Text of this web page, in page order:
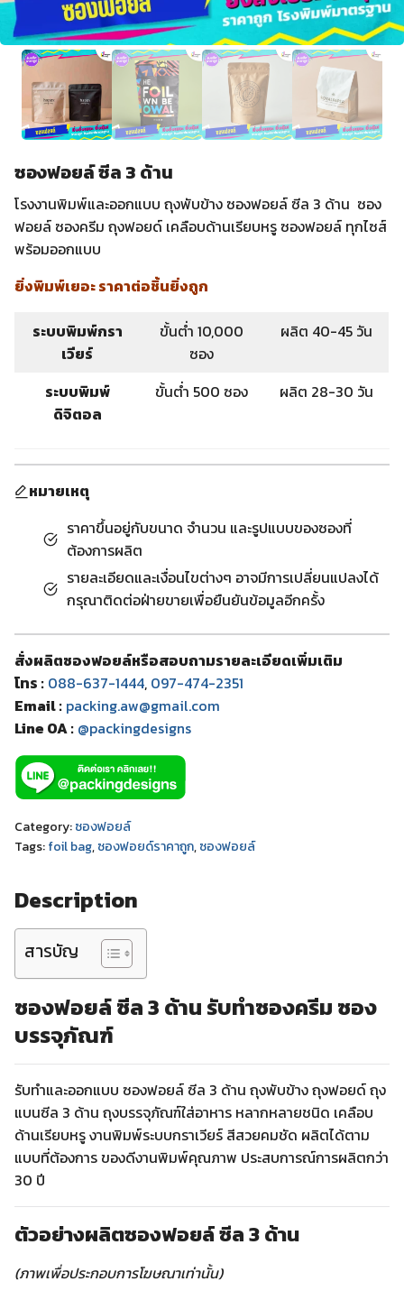
ซองฟอยล์ ซีล 3 ด้าน
โรงงานพิมพ์และออกแบบ ถุงพับข้าง ซองฟอยล์ ซีล 3 ด้าน ซอง
ฟอยล์ ซองครีม ถุงฟอยด์ เคลือบด้านเรียบหรู ซองฟอยล์ ทุกไซส์
พร้อมออกแบบ
ยิ่งพิมพ์เยอะ ราคาต่อชิ้นยิ่งถูก
ระบบพิมพ์กรา
เวียร์
ขั้นต่ำ 10,000
ซอง
ผลิต 40-45 วัน
ระบบพิมพ์
ดิจิตอล
ขั้นต่ำ 500 ซอง ผลิต 28-30 วัน
หมายเหตุ
ราคาขึ้นอยู่กับขนาด จำนวน และรูปแบบของซองที่
ต้องการผลิต
รายละเอียดและเงื่อนไขต่างๆ อาจมีการเปลี่ยนแปลงได้
กรุณาติดต่อฝ่ายขายเพื่อยืนยันข้อมูลอีกครั้ง
สั่งผลิตซองฟอยล์หรือสอบถามรายละเอียดเพิ่มเติม
โทร : 088-637-1444, 097-474-2351
Email : packing.aw@gmail.com
Line OA : @packingdesigns
Category:ซองฟอยล์
Tags:foil bag,ซองฟอยด์ราคาถูก,ซองฟอยล์
Description
สารบัญ
ซองฟอยล์ ซีล 3 ด้าน รับทำซองครีม ซอง
บรรจุภัณฑ์
รับทำและออกแบบ ซองฟอยล์ ซีล 3 ด้าน ถุงพับข้าง ถุงฟอยด์ ถุง
แบนซีล 3 ด้าน ถุงบรรจุภัณฑ์ใส่อาหาร หลากหลายชนิด เคลือบ
ด้านเรียบหรู งานพิมพ์ระบบกราเวียร์ สีสวยคมชัด ผลิตได้ตาม
แบบที่ต้องการ ของดีงานพิมพ์คุณภาพ ประสบการณ์การผลิตกว่า
30 ปี
ตัวอย่างผลิตซองฟอยล์ ซีล 3 ด้าน
(ภาพเพื่อประกอบการโฆษณาเท่านั้น)